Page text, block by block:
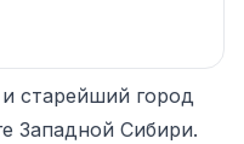
старейший город
Западной Сибири.